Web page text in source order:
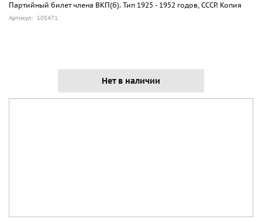
Партийный билет члена ВКП(б). Тип 1925 - 1952 годов, СССР. Копия
Артикул: 105471
Нет в наличии